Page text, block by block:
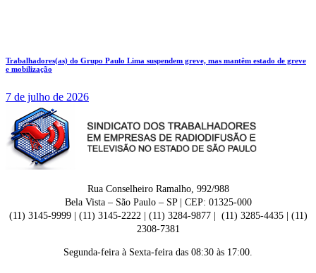
Trabalhadores(as) do Grupo Paulo Lima suspendem greve, mas mantêm estado de greve
e mobilização
7 de julho de 2026
Rua Conselheiro Ramalho, 992/988
Bela Vista – São Paulo – SP | CEP: 01325-000
(11) 3145-9999 | (11) 3145-2222 | (11) 3284-9877 | (11) 3285-4435 | (11)
2308-7381
Segunda-feira à Sexta-feira das 08:30 às 17:00.